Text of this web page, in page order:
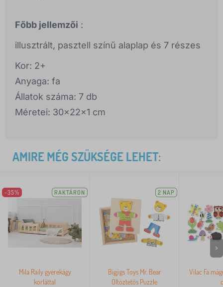
Főbb jellemzői :
illusztrált, pasztell színű alaplap és 7 részes
Kor: 2+
Anyaga: fa
Állatok száma: 7 db
Méretei: 30x22x1 cm
AMIRE MÉG SZÜKSÉGE LEHET:
-35% RAKTÁRON
Mila Raily gyerekágy
korláttal
2 NAP
Bigjigs Toys Mr. Bear
Öltöztetős Puzzle
Vilac Fa
>